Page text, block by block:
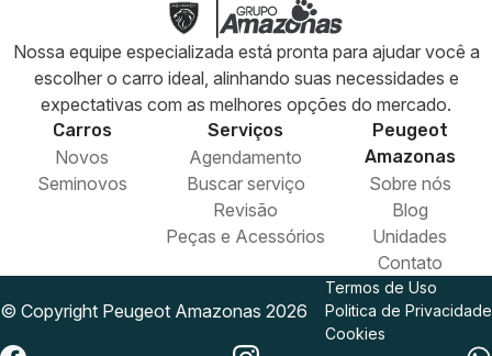
Nossa equipe especializada está pronta para ajudar você a
escolher o carro ideal, alinhando suas necessidades e
expectativas com as melhores opções do mercado.
Carros
Novos
Seminovos
Serviços
Agendamento
Buscar serviço
Revisão
Peças e Acessórios
Peugeot
Amazonas
Sobre nós
Blog
Unidades
Contato
© Copyright Peugeot Amazonas 2026
Termos de Uso
Politica de Privacidade
Cookies